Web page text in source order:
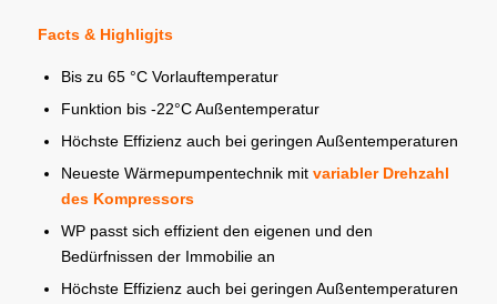
Facts & Highligjts
Bis zu 65 °C Vorlauftemperatur
Funktion bis -22°C Außentemperatur
Höchste Effizienz auch bei geringen Außentemperaturen
Neueste Wärmepumpentechnik mitvariabler Drehzahl
des Kompressors
WP passt sich effizient den eigenen und den
Bedürfnissen der Immobilie an
Höchste Effizienz auch bei geringen Außentemperaturen